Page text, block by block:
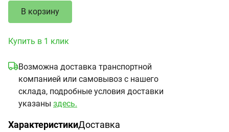
В корзину
Купить в 1 клик
Возможна доставка транспортной
компанией или самовывоз с нашего
склада, подробные условия доставки
указаны здесь.
ХарактеристикиДоставка